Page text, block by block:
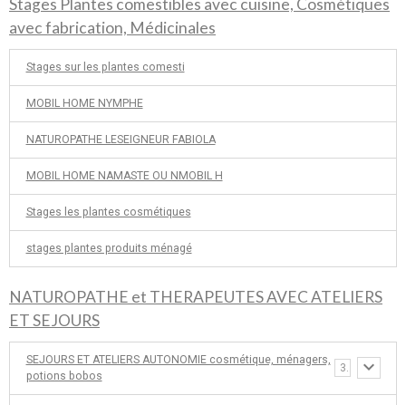
avec fabrication, Médicinales
Stages sur les plantes comesti
MOBIL HOME NYMPHE
NATUROPATHE LESEIGNEUR FABIOLA
MOBIL HOME NAMASTE OU NMOBIL H
Stages les plantes cosmétiques
stages plantes produits ménagé
NATUROPATHE et THERAPEUTES AVEC ATELIERS
ET SEJOURS
SEJOURS ET ATELIERS AUTONOMIE cosmétique, ménagers,
potions bobos
3